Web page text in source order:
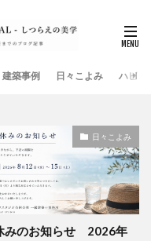
建築事例 日々こよみ ハビタ
日々こよみ
みのお知らせ 2026年
お知らせ
タイル
ランドリールーム
外壁
物
弊社イベント
椅子